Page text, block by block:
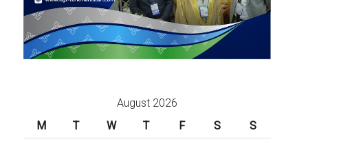
August 2026
M
T W T F S S